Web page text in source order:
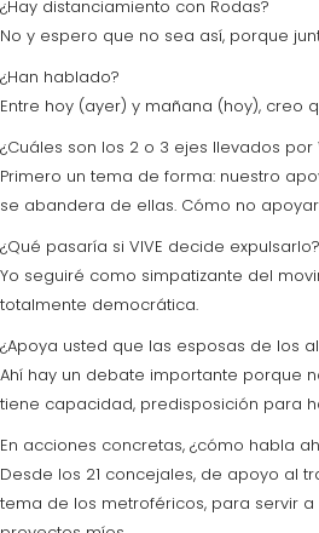
¿Hay distanciamiento con Rodas?
No y espero que no sea así, porque
¿Han hablado?
Entre hoy (ayer) y mañana (hoy), creo
¿Cuáles son los 2 o 3 ejes llevados por
Primero un tema de forma: nuestro
se abandera de ellas. Cómo no
¿Qué pasaría si VIVE decide expulsarlo?
Yo seguiré como simpatizante del
totalmente democrática.
¿Apoya usted que las esposas de los
Ahí hay un debate importante porque
tiene capacidad, predisposición para
En acciones concretas, ¿cómo habla
Desde los 21 concejales, de apoyo al
tema de los metroféricos, para servir